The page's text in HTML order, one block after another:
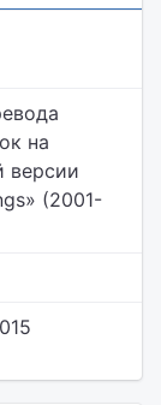
на
версии
(2001-